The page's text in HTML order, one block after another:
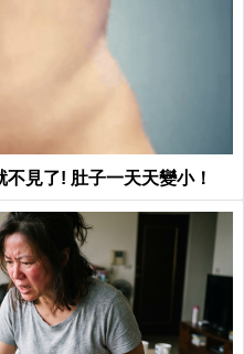
見了! 肚子一天天變小！